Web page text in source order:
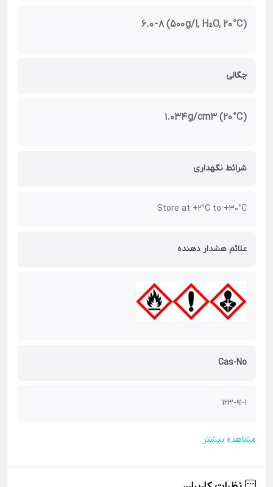
6.0 - 8 (500 g/l, H₂O, 20 °C)
چگالی
1.034 g/cm3 (20 °C)
شرائط نگهداری
Store at +2°C to +30°C
علائم هشدار دهنده
Cas-No
123-91-1
مشاهده بیشتر